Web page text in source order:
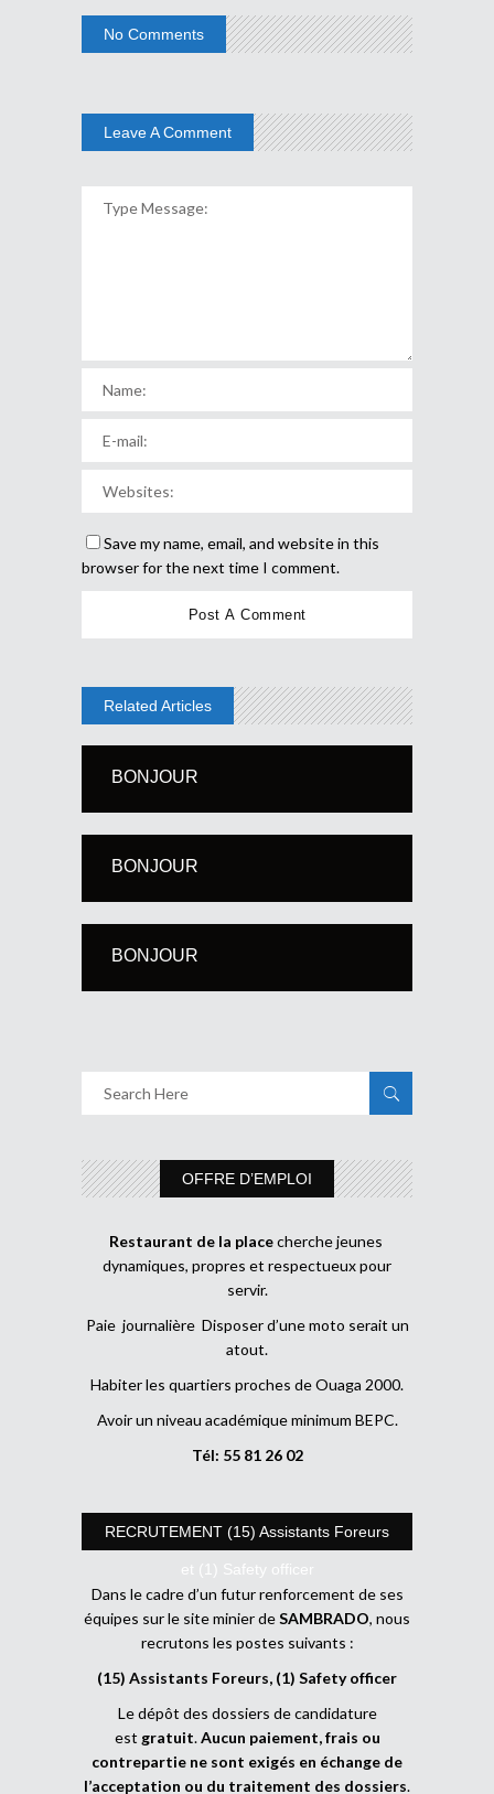
No Comments
Leave A Comment
Save my name, email, and website in this
browser for the next time I comment.
Related Articles
BONJOUR
BONJOUR
BONJOUR
OFFRE D’EMPLOI
Restaurant de la placecherche jeunes
dynamiques, propres et respectueux pour
servir.
Paie journalière Disposer d’une moto serait un
atout.
Habiter les quartiers proches de Ouaga 2000.
Avoir un niveau académique minimum BEPC.
Tél: 55 81 26 02
RECRUTEMENT (15) Assistants Foreurs
et (1) Safety officer
Dans le cadre d’un futur renforcement de ses
équipes sur le site minier deSAMBRADO, nous
recrutons les postes suivants :
(15) Assistants Foreurs, (1) Safety officer
Le dépôt des dossiers de candidature
est gratuit.Aucun paiement, frais ou
contrepartie ne sont exigés en échange de
l’acceptation ou du traitement des dossiers.